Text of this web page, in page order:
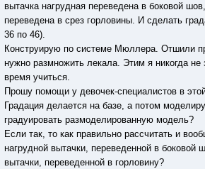
вытачка нагрудная переведена в боковой
переведена в срез горловины. И сделать
36 по 46).
Конструирую по системе Мюллера. Отшили
нужно размножить лекала. Этим я никогда
время учиться.
Прошу помощи у девочек-специалистов в
Градация делается на базе, а потом
градуировать размоделированную модель?
Если так, то как правильно рассчитать и
нагрудной вытачки, переведенной в боковой
вытачки, переведенной в горловину?